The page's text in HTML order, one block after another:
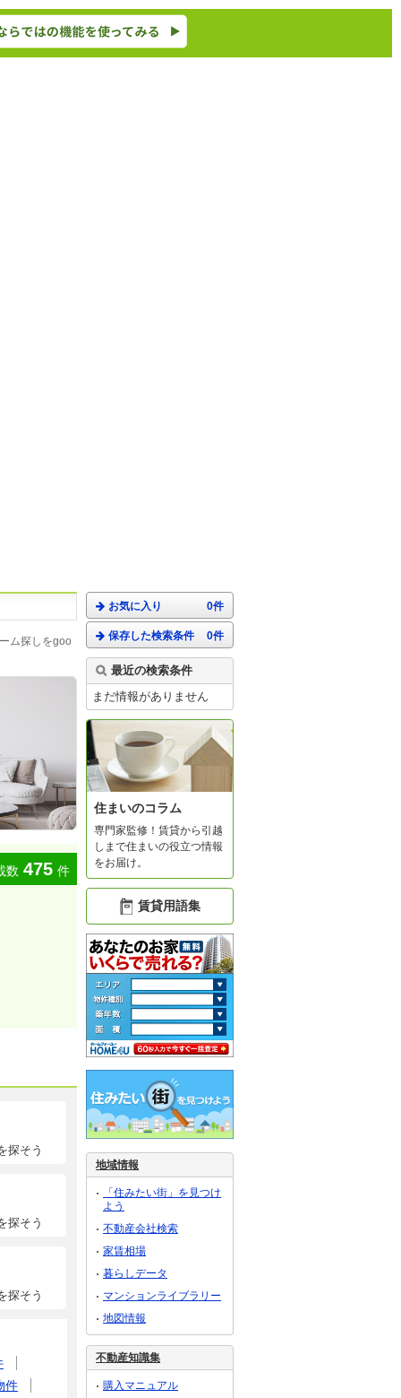
ム探しをgoo
数 475 件
探そう
探そう
探そう
件
お気に入り 0件
保存した検索条件 0件
最近の検索条件
まだ情報がありません
住まいのコラム
専門家監修！賃貸から引越
しまで住まいの役立つ情報
をお届け。
賃貸用語集
地域情報
「住みたい街」を見つけ
よう
不動産会社検索
家賃相場
暮らしデータ
マンションライブラリー
地図情報
不動産知識集
購入マニュアル